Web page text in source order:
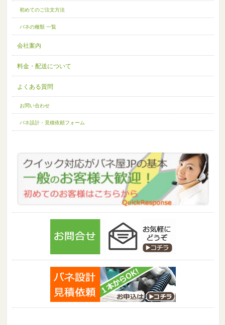
初めてのご注文方法
バネの種類 一覧
会社案内
料金・配送について
よくある質問
お問い合わせ
バネ設計・見積依頼フォーム